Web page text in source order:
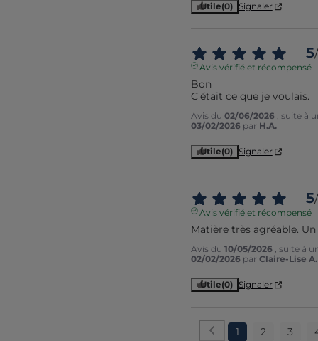
Utile(0) Signaler
5/
Avis vérifié et récompensé
Bon
C'était ce que je voulais.
Avis du 02/06/2026 , suite à
03/02/2026 par H.A.
Utile(0) Signaler
5/
Avis vérifié et récompensé
Matière très agréable.
Avis du 10/05/2026 , suite à
02/02/2026 par Claire-Lise A.
Utile(0) Signaler
1 2 3